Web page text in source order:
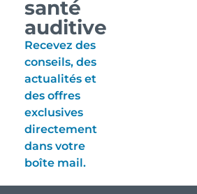
santé
auditive
Recevez des
conseils, des
actualités et
des offres
exclusives
directement
dans votre
boîte mail.